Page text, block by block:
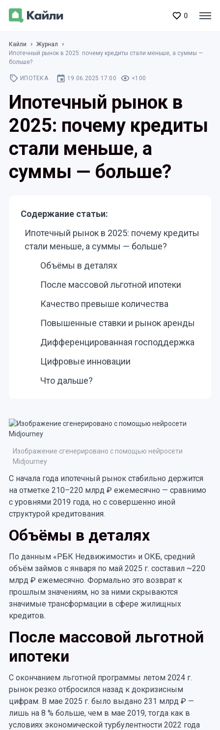
0
Кайли
Журнал
Ипотечный рынок в 2025: почему кредиты стали меньше, а суммы —
больше?
ИПОТЕКА 19.06.2025 17:00 <100
Ипотечный рынок в
2025: почему кредиты
стали меньше, а
суммы — больше?
Содержание статьи:
Ипотечный рынок в 2025: почему кредиты
стали меньше, а суммы — больше?
Объёмы в деталях
После массовой льготной ипотеки
Качество превыше количества
Повышенные ставки и рынок аренды
Дифференцированная господдержка
Цифровые инновации
Что дальше?
Изображение сгенерировано с помощью нейросети
Midjourney
С начала года ипотечный рынок стабильно держится
на отметке 210–220 млрд ₽ ежемесячно — сравнимо
с уровнями 2019 года, но с совершенно иной
структурой кредитования.
Объёмы в деталях
По данным «РБК Недвижимости» и ОКБ, средний
объём займов с января по май 2025 г. составил ~220
млрд ₽ ежемесячно. Формально это возврат к
прошлым значениям, но за ними скрываются
значимые трансформации в сфере жилищных
кредитов.
После массовой льготной
ипотеки
С окончанием льготной программы летом 2024 г.
рынок резко отбросился назад к докризисным
цифрам. В мае 2025 г. было выдано 231 млрд ₽ —
лишь на 8 % больше, чем в мае 2019, тогда как в
условиях экономической турбулентности 2022 года